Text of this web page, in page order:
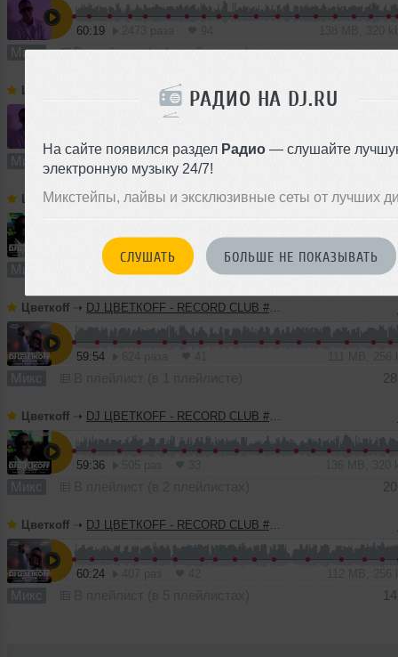
РАДИО НА DJ.RU
На сайте появился раздел Радио — слушайте
электронную музыку 24/7!
Микстейпы, лайвы и эксклюзивные сеты от лучших
СЛУШАТЬ БОЛЬШЕ НЕ ПОКАЗЫВАТЬ
60:19
Микс В плейлист (в 4 плейлистах)
Цветкоff DJ ЦВЕТКОFF - RECORD CLUB #187 (08-05-2022)
Микс
Цветкоff ➝DJ ЦВЕТКОFF - RECORD CLUB #186 (01-05-2022)
60:27 74 138 MB, 320
Микс В плейлист (в 3 плейлистах)
Цветкоff ➝ DJ ЦВЕТКОFF - RECORD CLUB #185 (24-04-2022)
59:54
Микс
Цветкоff ➝ DJ ЦВЕТКОFF - RECORD CLUB #184 (17-04-2022)
59:36
Микс
Цветкоff ➝ DJ ЦВЕТКОFF - RECORD CLUB #183 (10-04-2022)
60:24
Микс